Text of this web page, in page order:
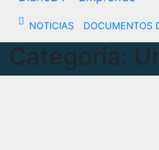
NOTICIAS DOCUMENTOS
Categoría: